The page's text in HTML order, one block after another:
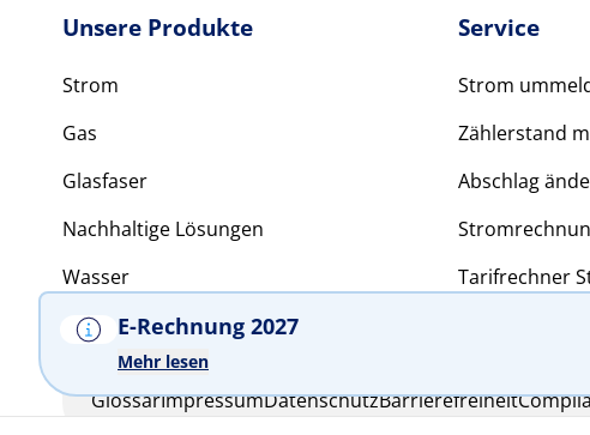
E-Rechnung 2027
Mehr lesen
Unsere Produkte
Strom
Gas
Glasfaser
Nachhaltige Lösungen
Wasser
Service
Strom
Zählerstand
Abschlag
Tarifrechner
GlossarImpressumDatenschutzBarrierefreiheit